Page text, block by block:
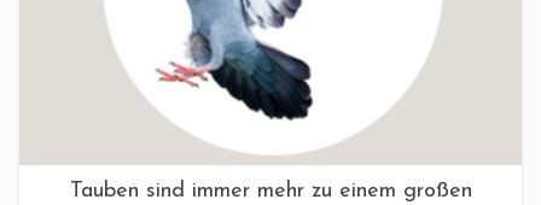
Tauben sind immer mehr zu einem großen